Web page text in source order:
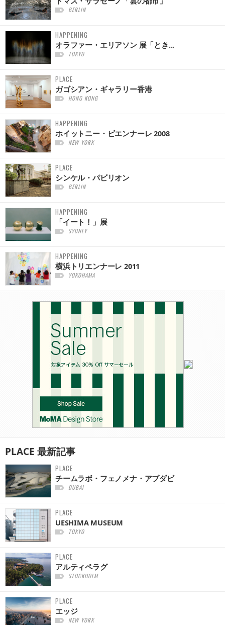
BERLIN
HAPPENING
オラファー・エリアソン 展「とき...
TOKYO
PLACE
ガゴシアン・ギャラリー香港
HONG KONG
HAPPENING
ホイットニー・ビエンナーレ 2008
NEW YORK
PLACE
シンケル・パビリオン
BERLIN
HAPPENING
「イート！」展
SYDNEY
HAPPENING
横浜トリエンナーレ 2011
YOKOHAMA
PLACE 最新記事
PLACE
チームラボ・フェノメナ・アブダビ
DUBAI
PLACE
UESHIMA MUSEUM
TOKYO
PLACE
アルティペラグ
STOCKHOLM
PLACE
エッジ
NEW YORK